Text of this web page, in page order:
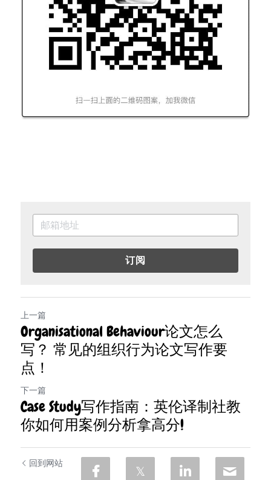
订阅
上一篇
Organisational Behaviour论文怎么
写？ 常见的组织行为论文写作要
点！
下一篇
Case Study写作指南：英伦译制社教
你如何用案例分析拿高分!
回到网站